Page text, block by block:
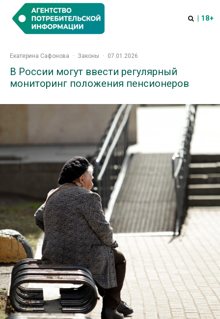
| 18+
Екатерина Сафонова · Законы · 07.01.2026
В России могут ввести регулярный
мониторинг положения пенсионеров